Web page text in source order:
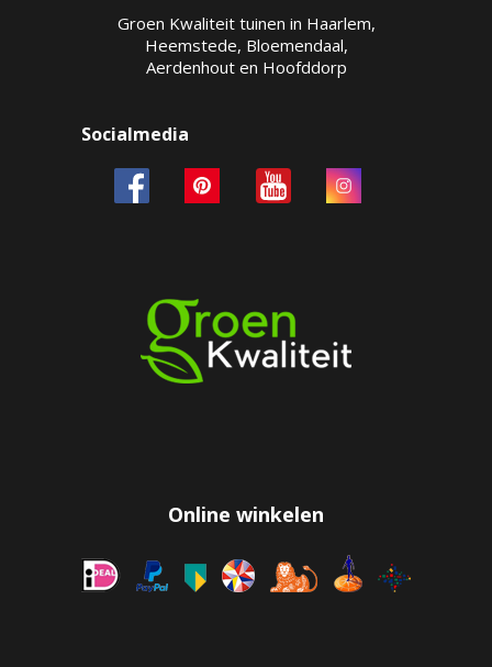
Groen Kwaliteit tuinen in Haarlem,
Heemstede, Bloemendaal,
Aerdenhout en Hoofddorp
Socialmedia
Online winkelen